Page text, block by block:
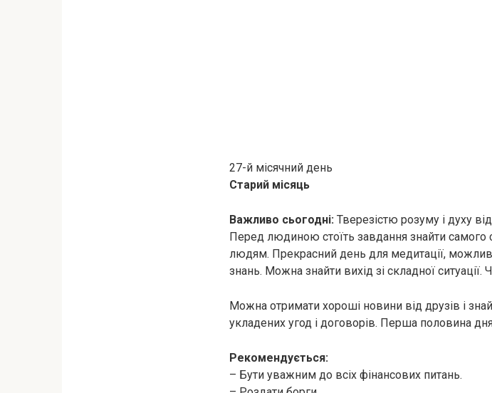
27-й місячний день
Старий місяць
Важливо сьогодні: Тверезістю розуму і духу
Перед людиною стоїть завдання знайти самого
людям. Прекрасний день для медитації,
знань. Можна знайти вихід зі складної ситуації.
Можна отримати хороші новини від друзів і
укладених угод і договорів. Перша половина
Рекомендується:
– Бути уважним до всіх фінансових питань.